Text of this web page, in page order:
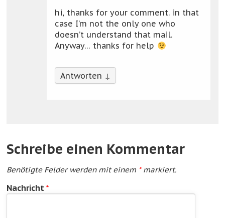
hi, thanks for your comment. in that
case I’m not the only one who
doesn’t understand that mail.
Anyway… thanks for help
Antworten ↓
Schreibe einen Kommentar
Benötigte Felder werden mit einem *markiert.
Nachricht *